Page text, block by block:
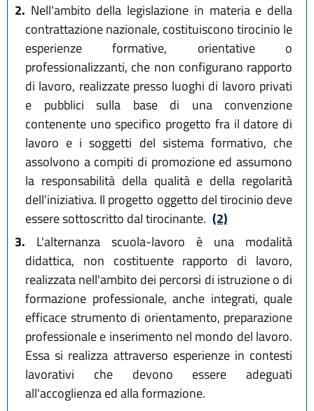
2. Nell'ambito della legislazione in materia e della
contrattazione nazionale, costituiscono tirocinio le
esperienze formative, orientative o
professionalizzanti, che non configurano rapporto
di lavoro, realizzate presso luoghi di lavoro privati
e pubblici sulla base di una convenzione
contenente uno specifico progetto fra il datore di
lavoro e i soggetti del sistema formativo, che
assolvono a compiti di promozione ed assumono
la responsabilità della qualità e della regolarità
dell'iniziativa. Il progetto oggetto del tirocinio deve
essere sottoscritto dal tirocinante. (2)
3. L'alternanza scuola-lavoro è una modalità
didattica, non costituente rapporto di lavoro,
realizzata nell'ambito dei percorsi di istruzione o di
formazione professionale, anche integrati, quale
efficace strumento di orientamento, preparazione
professionale e inserimento nel mondo del lavoro.
Essa si realizza attraverso esperienze in contesti
lavorativi che devono essere adeguati
all'accoglienza ed alla formazione.